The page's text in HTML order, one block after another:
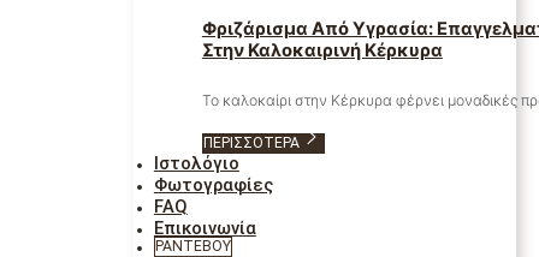
Φριζάρισμα Από Υγρασία:
Στην Καλοκαιρινή Κέρκυρα
Το καλοκαίρι στην Κέρκυρα φέρνει μοναδικές
ΠΕΡΙΣΣΌΤΕΡΑ
Ιστολόγιο
Φωτογραφίες
FAQ
Επικοινωνία
ΡΑΝΤΕΒΟΎ